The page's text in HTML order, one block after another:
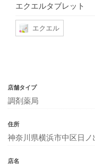
エクエルタブレット
エクエル
店舗タイプ
調剤薬局
住所
神奈川県横浜市中区日
店名